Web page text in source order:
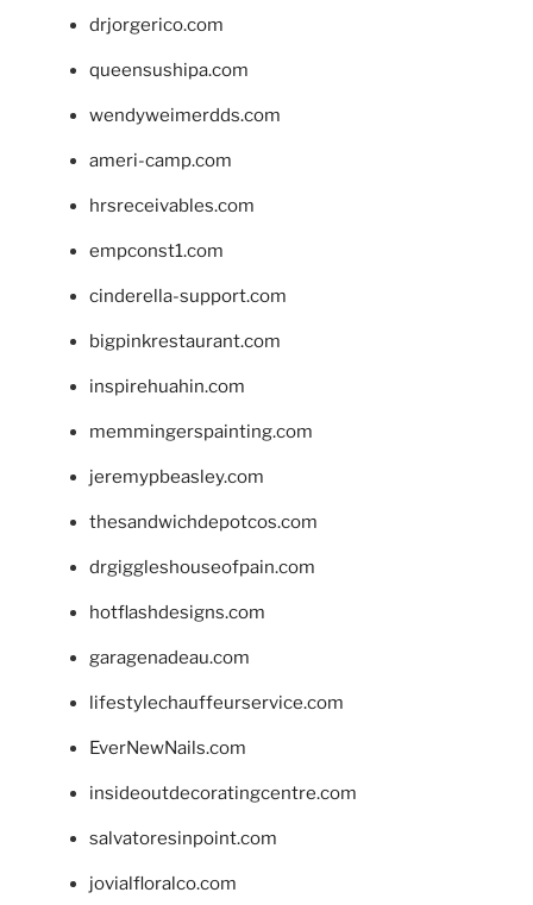
drjorgerico.com
queensushipa.com
wendyweimerdds.com
ameri-camp.com
hrsreceivables.com
empconst1.com
cinderella-support.com
bigpinkrestaurant.com
inspirehuahin.com
memmingerspainting.com
jeremypbeasley.com
thesandwichdepotcos.com
drgiggleshouseofpain.com
hotflashdesigns.com
garagenadeau.com
lifestylechauffeurservice.com
EverNewNails.com
insideoutdecoratingcentre.com
salvatoresinpoint.com
jovialfloralco.com